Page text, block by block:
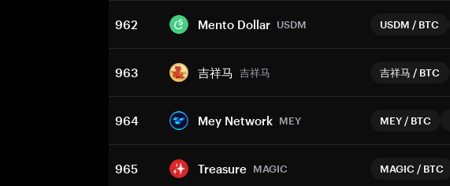
962 Mento Dollar USDM USDM / BTC
963 吉祥马 吉祥马 吉祥马 / BTC
964 Mey Network MEY MEY / BTC
965 Treasure MAGIC MAGIC / BTC